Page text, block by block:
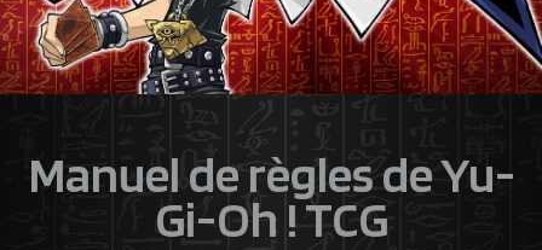
Manuel de règles de Yu-
Gi-Oh ! TCG